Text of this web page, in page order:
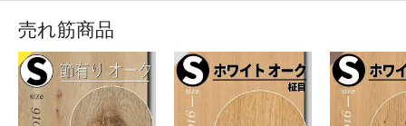
売れ筋商品